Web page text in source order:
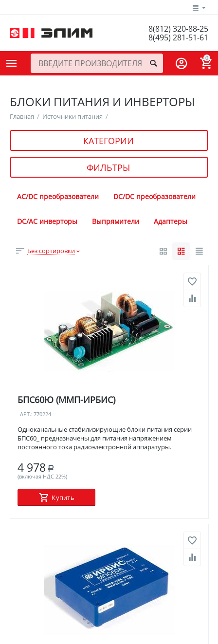
8(812) 320-88-25
8(495) 281-51-61
0
БЛОКИ ПИТАНИЯ И ИНВЕРТОРЫ
Главная / Источники питания /
КАТЕГОРИИ
ФИЛЬТРЫ
AC/DC преобразователи DC/DC преобразователи
DC/AC инверторы Выпрямители Адаптеры
Без сортировки
БПС60Ю (ММП-ИРБИС)
АРТ.: 770224
Одноканальные стабилизирующие блоки питания серии
БПС60_ предназначены для питания напряжением
постоянного тока радиоэлектронной аппаратуры.
4 978 Р
(включая НДС 22%)
Купить